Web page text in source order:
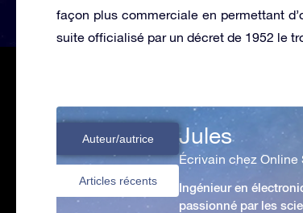
façon plus commerciale en permettant
suite officialisé par un décret de 1952 le
Auteur/autrice
Articles récents
Jules
Écrivain chez Online
Ingénieur en
passionné par les